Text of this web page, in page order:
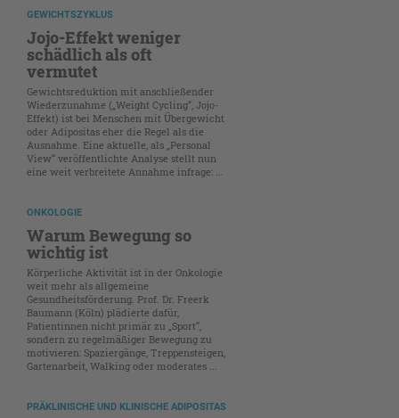
GEWICHTSZYKLUS
Jojo-Effekt weniger
schädlich als oft
vermutet
Gewichtsreduktion mit anschließender
Wiederzunahme („Weight Cycling“, Jojo-
Effekt) ist bei Menschen mit Übergewicht
oder Adipositas eher die Regel als die
Ausnahme. Eine aktuelle, als „Personal
View“ veröffentlichte Analyse stellt nun
eine weit verbreitete Annahme infrage: ...
ONKOLOGIE
Warum Bewegung so
wichtig ist
Körperliche Aktivität ist in der Onkologie
weit mehr als allgemeine
Gesundheitsförderung. Prof. Dr. Freerk
Baumann (Köln) plädierte dafür,
Patientinnen nicht primär zu „Sport“,
sondern zu regelmäßiger Bewegung zu
motivieren: Spaziergänge, Treppensteigen,
Gartenarbeit, Walking oder moderates ...
PRÄKLINISCHE UND KLINISCHE ADIPOSITAS